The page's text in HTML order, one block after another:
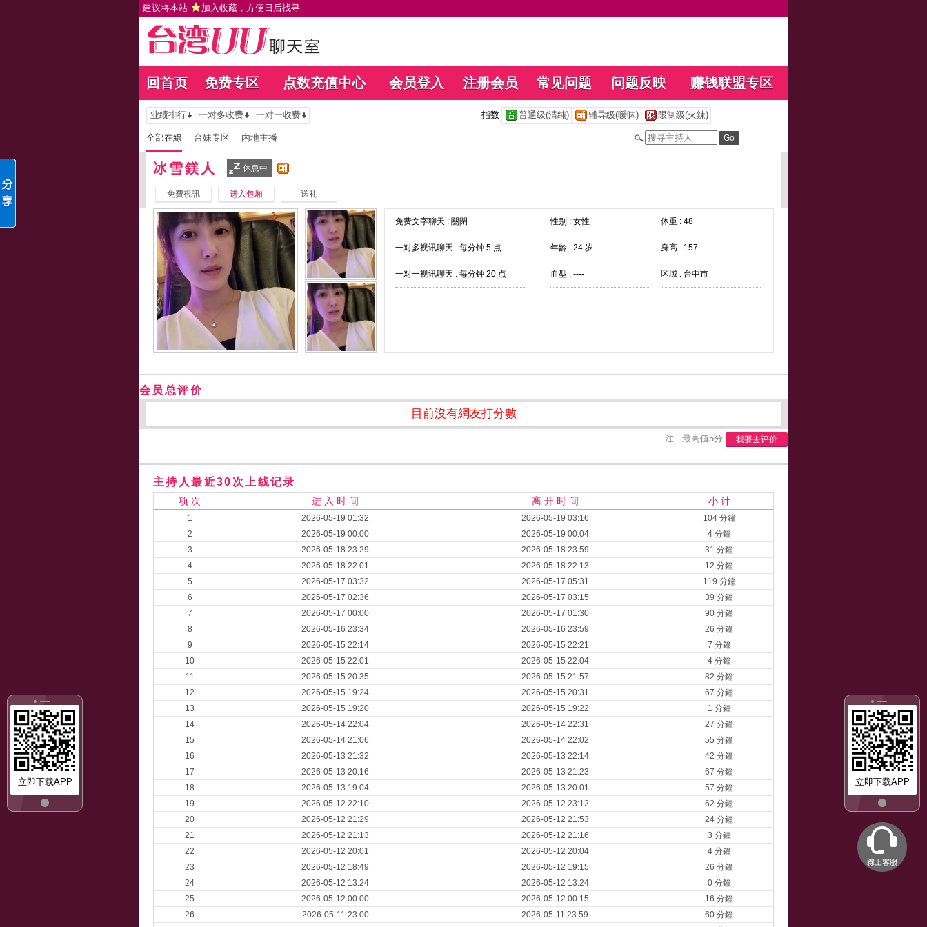
建议将本站 加入收藏 ，方便日后找寻
回首页 免费专区 点数充值中心 会员登入 注册会员 常见问题 问题反映 赚钱联盟专区
立即下载APP
立即下载APP
业绩排行 一对多收费 一对一收费 指数 普通级(清纯) 辅导级(暧昧) 限制级(火辣)
全部在線 台妹专区 內地主播
冰雪鎂人 休息中
免費視訊 进入包厢 送礼
免费文字聊天 : 關閉
一对多视讯聊天 : 每分钟 5 点
一对一视讯聊天 : 每分钟 20 点
性别 : 女性 体重 : 48
年龄 : 24 岁 身高 : 157
血型 : ---- 区域 : 台中市
会员总评价
目前沒有網友打分數
注 : 最高值5分 我要去评价
主持人最近30次上线记录
项 次 进 入 时 间 离 开 时 间 小 计
1 2026-05-19 01:32 2026-05-19 03:16
104 分鐘
2
2026-05-19 00:00 2026-05-19 00:04
4 分鐘
3
2026-05-18 23:29 2026-05-18 23:59
31 分鐘
4
2026-05-18 22:01 2026-05-18 22:13
12 分鐘
5
2026-05-17 03:32 2026-05-17 05:31
119 分鐘
6
2026-05-17 02:36 2026-05-17 03:15
39 分鐘
7
2026-05-17 00:00 2026-05-17 01:30
90 分鐘
8
2026-05-16 23:34 2026-05-16 23:59
26 分鐘
9
2026-05-15 22:14 2026-05-15 22:21
7 分鐘
10
2026-05-15 22:01 2026-05-15 22:04
4 分鐘
11
2026-05-15 20:35 2026-05-15 21:57
82 分鐘
12
2026-05-15 19:24 2026-05-15 20:31
67 分鐘
13
2026-05-15 19:20 2026-05-15 19:22
1 分鐘
14
2026-05-14 22:04 2026-05-14 22:31
27 分鐘
15
2026-05-14 21:06 2026-05-14 22:02
55 分鐘
16
2026-05-13 21:32 2026-05-13 22:14
42 分鐘
17
2026-05-13 20:16 2026-05-13 21:23
67 分鐘
18
2026-05-13 19:04 2026-05-13 20:01
57 分鐘
19
2026-05-12 22:10 2026-05-12 23:12
62 分鐘
20
2026-05-12 21:29 2026-05-12 21:53
24 分鐘
21
2026-05-12 21:13 2026-05-12 21:16
3 分鐘
22
2026-05-12 20:01 2026-05-12 20:04
4 分鐘
23
2026-05-12 18:49 2026-05-12 19:15
26 分鐘
24
2026-05-12 13:24 2026-05-12 13:24
0 分鐘
25
2026-05-12 00:00 2026-05-12 00:15
16 分鐘
26
2026-05-11 23:00 2026-05-11 23:59
60 分鐘